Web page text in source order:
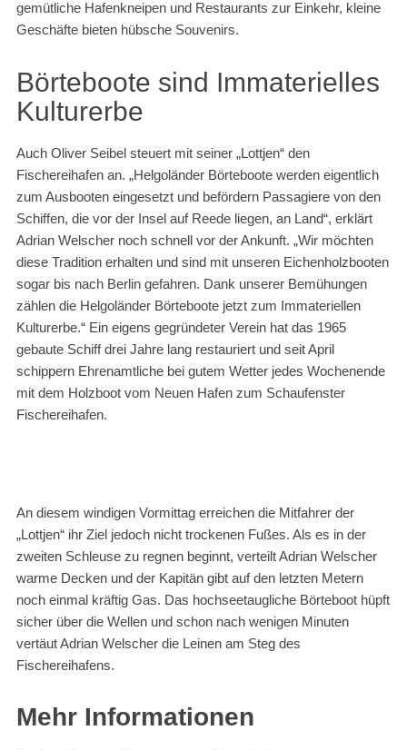
gemütliche Hafenkneipen und Restaurants zur Einkehr, kleine
Geschäfte bieten hübsche Souvenirs.
Börteboote sind Immaterielles
Kulturerbe
Auch Oliver Seibel steuert mit seiner „Lottjen“ den
Fischereihafen an. „Helgoländer Börteboote werden eigentlich
zum Ausbooten eingesetzt und befördern Passagiere von den
Schiffen, die vor der Insel auf Reede liegen, an Land“, erklärt
Adrian Welscher noch schnell vor der Ankunft. „Wir möchten
diese Tradition erhalten und sind mit unseren Eichenholzbooten
sogar bis nach Berlin gefahren. Dank unserer Bemühungen
zählen die Helgoländer Börteboote jetzt zum Immateriellen
Kulturerbe.“ Ein eigens gegründeter Verein hat das 1965
gebaute Schiff drei Jahre lang restauriert und seit April
schippern Ehrenamtliche bei gutem Wetter jedes Wochenende
mit dem Holzboot vom Neuen Hafen zum Schaufenster
Fischereihafen.
An diesem windigen Vormittag erreichen die Mitfahrer der
„Lottjen“ ihr Ziel jedoch nicht trockenen Fußes. Als es in der
zweiten Schleuse zu regnen beginnt, verteilt Adrian Welscher
warme Decken und der Kapitän gibt auf den letzten Metern
noch einmal kräftig Gas. Das hochseetaugliche Börteboot hüpft
sicher über die Wellen und schon nach wenigen Minuten
vertäut Adrian Welscher die Leinen am Steg des
Fischereihafens.
Mehr Informationen